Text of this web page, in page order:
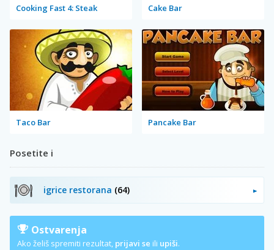
Cooking Fast 4: Steak Cake Bar
Taco Bar Pancake Bar
Posetite i
igrice restorana (64)
Ostvarenja
Ako želiš spremiti rezultat, prijavi se ili upiši.